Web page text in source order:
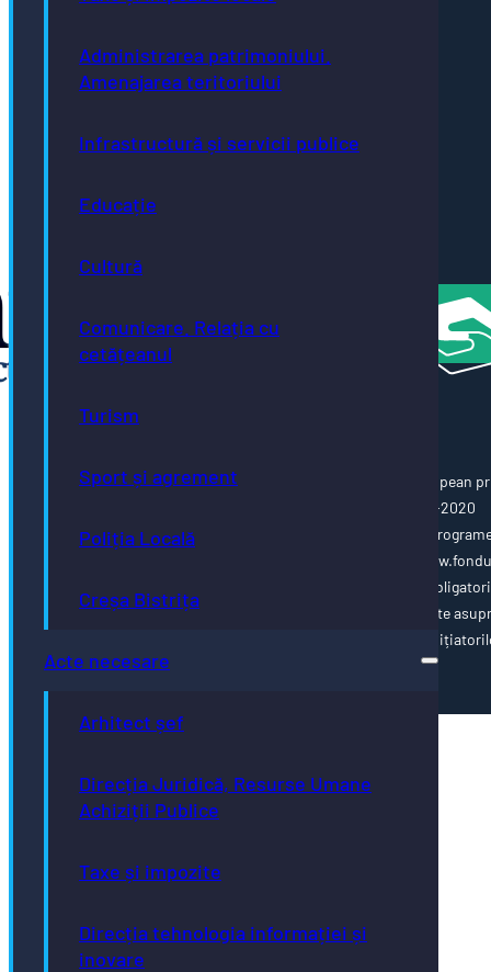
Administrarea patrimoniului.
Amenajarea teritoriului
Infrastructură și servicii publice
Educație
Cultură
Comunicare. Relația cu
cetățeanul
Turism
Sport și agrement
Poliția Locală
Creșa Bistrița
Acte necesare
Arhitect șef
Direcția Juridică, Resurse Umane
Achiziții Publice
Taxe și impozite
Direcția tehnologia informației și
inovare
Friendly
- oraș
neutru
climatic
2035
Bistrița
creativ
Atractivă
Această pagină web este cofinanțată din Fondul Social European
Programul Operațional Capacitate Administrativă 2014-2020
www.poca.ro Pentru informații detaliate despre celelalte
cofinanțate de Uniunea Europeană, vă invităm să vizitați
ue.ro Conținutul acestei pagini web nu reprezintă în mod
poziția oficială a Uniunii Europene. Întreaga responsabilitate
corectitudinii și coerenței informațiilor prezentate revine